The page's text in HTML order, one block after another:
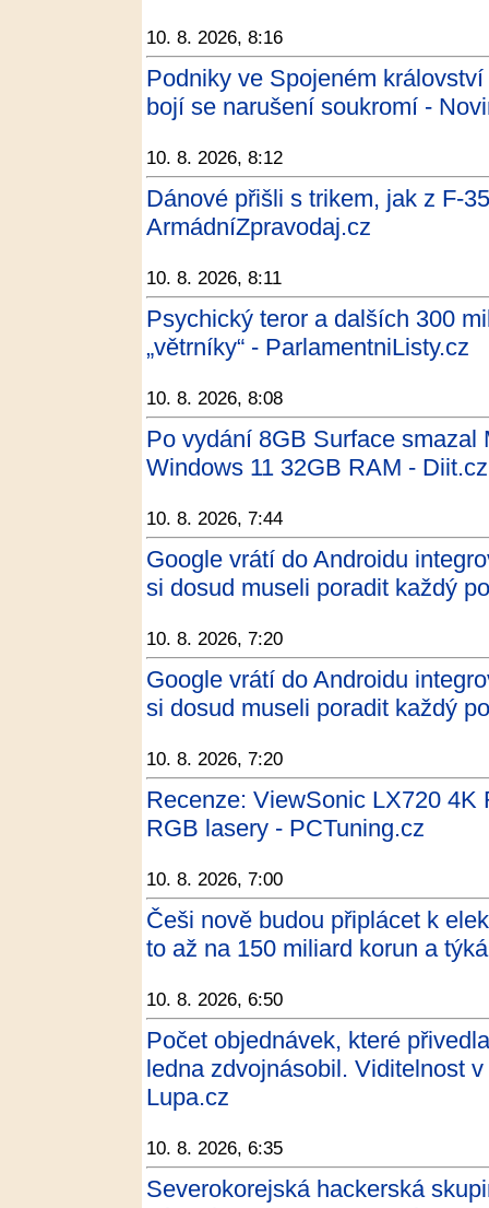
10. 8. 2026, 8:16
Podniky ve Spojeném
bojí se narušení soukromí -
10. 8. 2026, 8:12
Dánové přišli s trikem, jak z F-
ArmádníZpravodaj.cz
10. 8. 2026, 8:11
Psychický teror a dalších 300
„větrníky“ - ParlamentniListy.cz
10. 8. 2026, 8:08
Po vydání 8GB Surface
Windows 11 32GB RAM - Diit.cz
10. 8. 2026, 7:44
Google vrátí do Androidu
si dosud museli poradit každý
10. 8. 2026, 7:20
Google vrátí do Androidu
si dosud museli poradit každý
10. 8. 2026, 7:20
Recenze: ViewSonic LX720
RGB lasery - PCTuning.cz
10. 8. 2026, 7:00
Češi nově budou připlácet k
to až na 150 miliard korun a
10. 8. 2026, 6:50
Počet objednávek, které
ledna zdvojnásobil. Viditelnost
Lupa.cz
10. 8. 2026, 6:35
Severokorejská hackerská